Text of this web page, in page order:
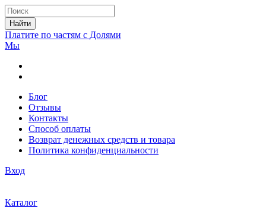
Найти
Платите по частям с Долями
Мы
Блог
Отзывы
Контакты
Способ оплаты
Возврат денежных средств и товара
Политика конфиденциальности
Вход
Каталог